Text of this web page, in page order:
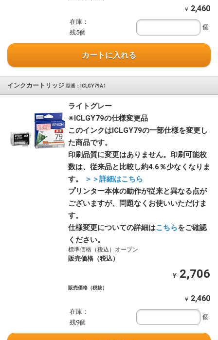
￥ 2,460
在庫：
残5個
個
カートに入れる
インクカートリッジ 型番：ICLGY79A1
ライトグレー
※ICLGY79の仕様変更品
このインクはICLGY79の一部仕様を変更し
た商品です。
印刷品質に変更はありません。印刷可能枚
数は、従来品と比較し約4.6％少なくなりま
す。
＞＞詳細はこちら
プリンター本体の動作が従来と異なる点が
ございますが、問題なくお使いいただけま
す。
仕様変更についての詳細はこちらをご確認
ください。
標準価格（税込）オープン
販売価格（税込）
￥ 2,706
販売価格（税抜）
￥ 2,460
在庫：
残9個
個